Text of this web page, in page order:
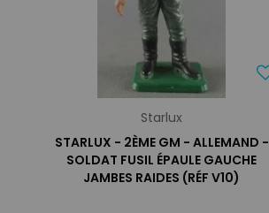
Starlux
STARLUX - 2ÈME GM - ALLEMAND -
SOLDAT FUSIL ÉPAULE GAUCHE
JAMBES RAIDES (RÉF V10)